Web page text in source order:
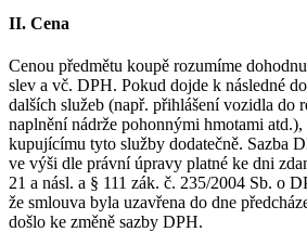
II. Cena
Cenou předmětu koupě rozumíme
slev a vč. DPH. Pokud dojde k následné
dalších služeb (např. přihlášení vozidla do
naplnění nádrže pohonnými hmotami
kupujícímu tyto služby dodatečně. Sazba
ve výši dle právní úpravy platné ke dni
21 a násl. a § 111 zák. č. 235/2004 Sb. o
že smlouva byla uzavřena do dne
došlo ke změně sazby DPH.